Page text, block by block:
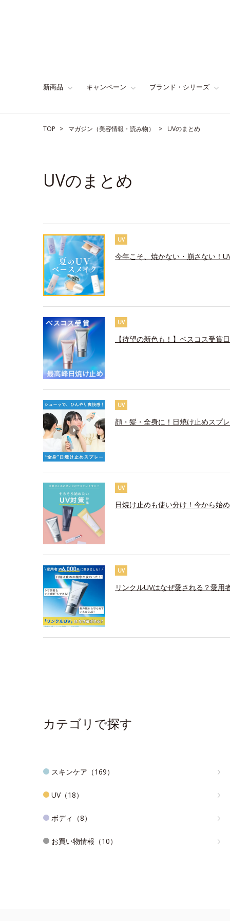
新商品 キャンペーン ブランド・シリーズ
TOP マガジン（美容情報・読み物） UVのまとめ
UVのまとめ
UV
今年こそ、焼かない・崩さない！
UV
【待望の新色も！】ベスコス受賞
UV
顔・髪・全身に！日焼け止めスプ
UV
日焼け止めも使い分け！今から始
UV
リンクルUVはなぜ愛される？愛
カテゴリで探す
スキンケア（169）
UV（18）
ボディ（8）
お買い物情報（10）